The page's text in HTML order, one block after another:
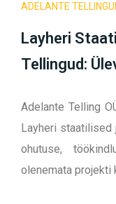
ADELANTE
Layheri
Tellingud:
Adelante Telling
Layheri
ohutuse,
olenemata projekti